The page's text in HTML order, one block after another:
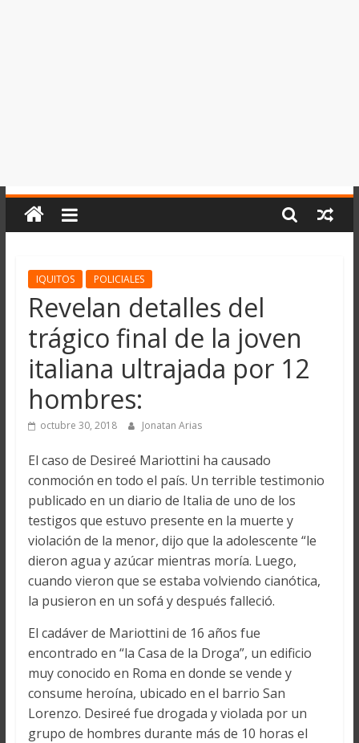
IQUITOS POLICIALES
Revelan detalles del
trágico final de la joven
italiana ultrajada por 12
hombres:
octubre 30, 2018 Jonatan Arias
El caso de Desireé Mariottini ha causado
conmoción en todo el país. Un terrible testimonio
publicado en un diario de Italia de uno de los
testigos que estuvo presente en la muerte y
violación de la menor, dijo que la adolescente “le
dieron agua y azúcar mientras moría. Luego,
cuando vieron que se estaba volviendo cianótica,
la pusieron en un sofá y después falleció.
El cadáver de Mariottini de 16 años fue
encontrado en “la Casa de la Droga”, un edificio
muy conocido en Roma en donde se vende y
consume heroína, ubicado en el barrio San
Lorenzo. Desireé fue drogada y violada por un
grupo de hombres durante más de 10 horas el